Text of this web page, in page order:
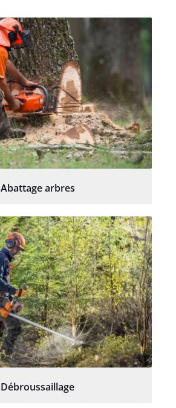
Abattage arbres
Débroussaillage